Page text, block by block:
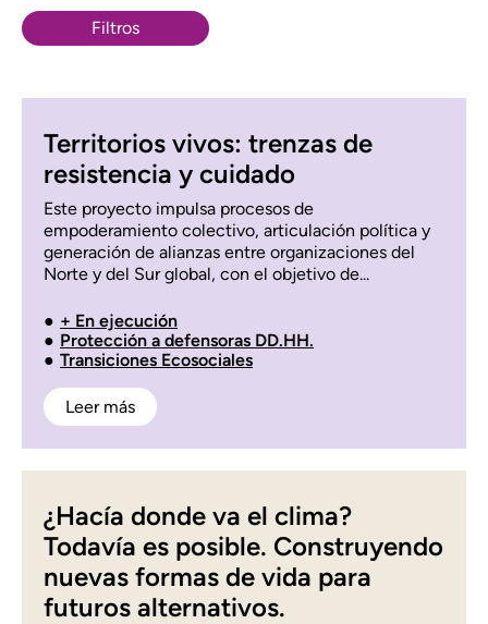
Filtros
Territorios vivos: trenzas de
resistencia y cuidado
Este proyecto impulsa procesos de
empoderamiento colectivo, articulación política y
generación de alianzas entre organizaciones del
Norte y del Sur global, con el objetivo de...
+ En ejecución
Protección a defensoras DD.HH.
Transiciones Ecosociales
Leer más
¿Hacía donde va el clima?
Todavía es posible. Construyendo
nuevas formas de vida para
futuros alternativos.